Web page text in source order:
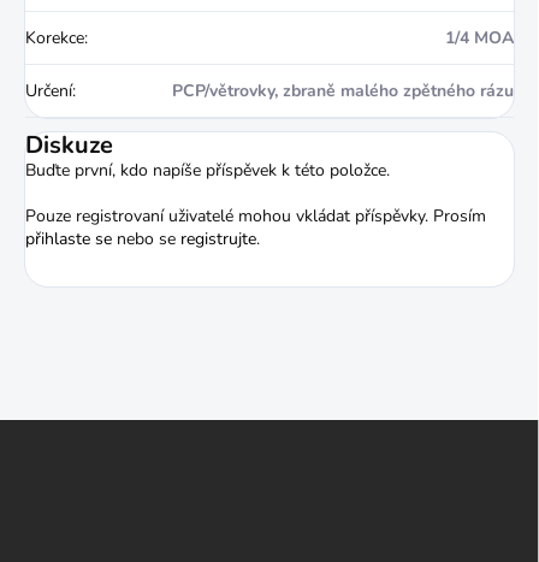
Korekce: 1/4 MOA
Určení: PCP/větrovky, zbraně malého zpětného rázu
Diskuze
Buďte první, kdo napíše příspěvek k této položce.
Pouze registrovaní uživatelé mohou vkládat příspěvky. Prosím
přihlaste se nebo se registrujte.